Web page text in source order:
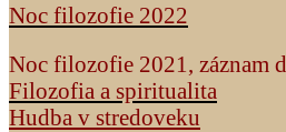
Noc filozofie 2022
Noc filozofie 2021, záznam
Filozofia a spiritualita
Hudba v stredoveku